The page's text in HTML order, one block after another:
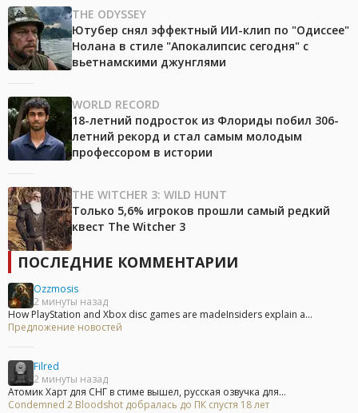
THE ODYSSEY
Ютубер снял эффектный ИИ-клип по "Одиссее"
Нолана в стиле "Апокалипсис сегодня" с
вьетнамскими джунглями
WORLD RECORD
18-летний подросток из Флориды побил 306-
летний рекорд и стал самым молодым
профессором в истории
THE WITCHER 3: WILD HUNT
Только 5,6% игроков прошли самый редкий
квест The Witcher 3
ПОСЛЕДНИЕ КОММЕНТАРИИ
Ozzmosis
2 минуты назад
How PlayStation and Xbox disc games are madeInsiders explain a...
Предложение новостей
Filred
2 минуты назад
Атомик Харт для СНГ в стиме вышел, русская озвучка для...
Condemned 2 Bloodshot добралась до ПК спустя 18 лет